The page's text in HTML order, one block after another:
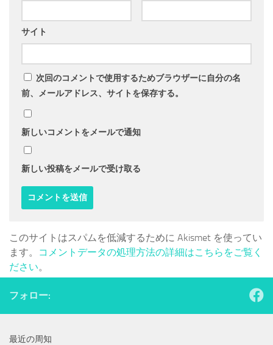
サイト
次回のコメントで使用するためブラウザーに自分の名
前、メールアドレス、サイトを保存する。
新しいコメントをメールで通知
新しい投稿をメールで受け取る
このサイトはスパムを低減するために Akismet を使ってい
ます。
コメントデータの処理方法の詳細はこちらをご覧く
ださい。
フォロー:
最近の周知